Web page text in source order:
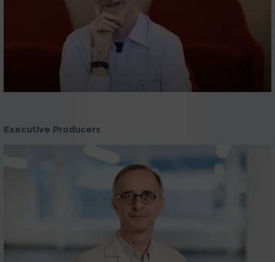
Executive Producers